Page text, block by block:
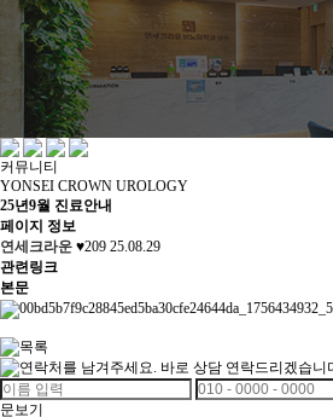
커뮤니티
YONSEI CROWN UROLOGY
25년9월 진료안내
페이지 정보
연세크라운 ♥209 25.08.29
관련링크
본문
문보기